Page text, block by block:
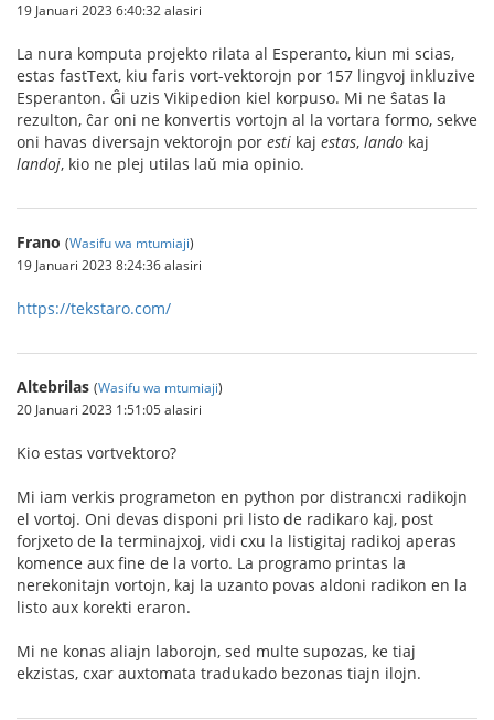
19 Januari 2023 6:40:32 alasiri
La nura komputa projekto rilata al Esperanto, kiun mi scias,
estas fastText, kiu faris vort-vektorojn por 157 lingvoj inkluzive
Esperanton. Ĝi uzis Vikipedion kiel korpuso. Mi ne ŝatas la
rezulton, ĉar oni ne konvertis vortojn al la vortara formo, sekve
oni havas diversajn vektorojn por esti kaj estas, lando kaj
landoj, kio ne plej utilas laŭ mia opinio.
Frano (Wasifu wa mtumiaji)
19 Januari 2023 8:24:36 alasiri
https://tekstaro.com/
Altebrilas (Wasifu wa mtumiaji)
20 Januari 2023 1:51:05 alasiri
Kio estas vortvektoro?
Mi iam verkis programeton en python por distrancxi radikojn
el vortoj. Oni devas disponi pri listo de radikaro kaj, post
forjxeto de la terminajxoj, vidi cxu la listigitaj radikoj aperas
komence aux fine de la vorto. La programo printas la
nerekonitajn vortojn, kaj la uzanto povas aldoni radikon en la
listo aux korekti eraron.
Mi ne konas aliajn laborojn, sed multe supozas, ke tiaj
ekzistas, cxar auxtomata tradukado bezonas tiajn ilojn.